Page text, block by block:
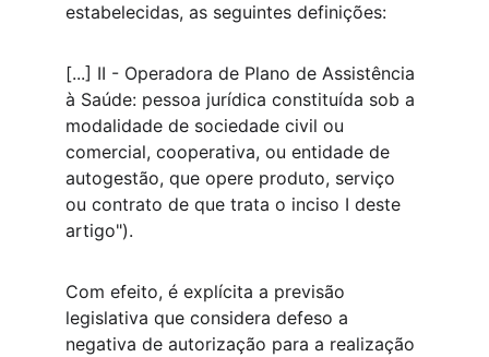
estabelecidas, as seguintes definições:
[...] II - Operadora de Plano de Assistência
à Saúde: pessoa jurídica constituída sob a
modalidade de sociedade civil ou
comercial, cooperativa, ou entidade de
autogestão, que opere produto, serviço
ou contrato de que trata o inciso I deste
artigo").
Com efeito, é explícita a previsão
legislativa que considera defeso a
negativa de autorização para a realização